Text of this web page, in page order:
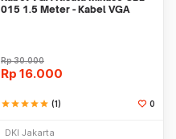
015 1.5 Meter - Kabel VGA
Rp30.000
Rp 16.000
starstarstarstarstar (1) 0
DKI Jakarta